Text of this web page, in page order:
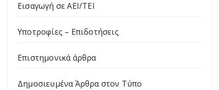
Εισαγωγή σε ΑΕΙ/ΤΕΙ
Υποτροφίες – Επιδοτήσεις
Επιστημονικά άρθρα
Δημοσιευμένα Άρθρα στον Τύπο